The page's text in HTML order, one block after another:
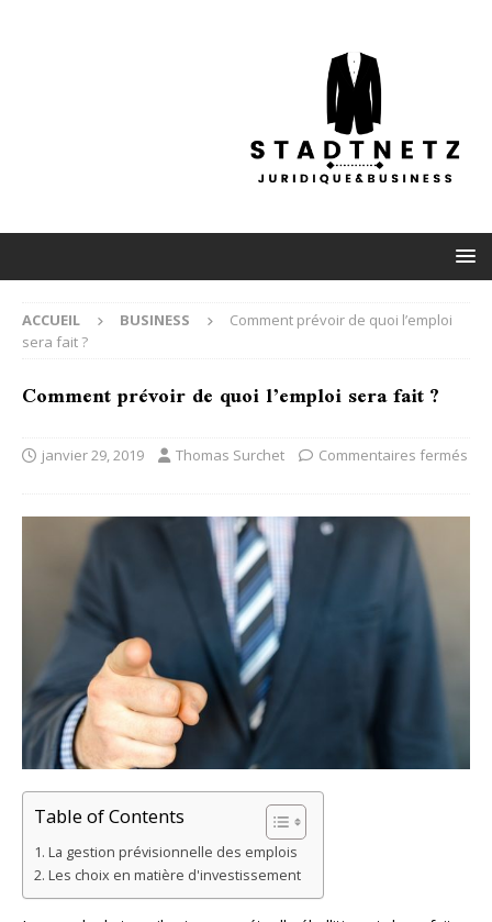
ACCUEIL BUSINESS
Comment prévoir de quoi l’emploi
sera fait ?
Comment prévoir de quoi l’emploi sera fait ?
janvier 29, 2019 Thomas Surchet Commentaires fermés
Table of Contents
La gestion prévisionnelle des emplois
Les choix en matière d'investissement